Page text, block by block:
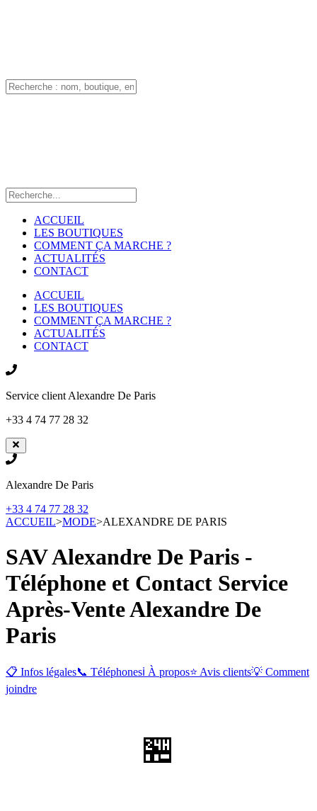
ACCUEIL
LES BOUTIQUES
COMMENT ÇA MARCHE ?
ACTUALITÉS
CONTACT
ACCUEIL
LES BOUTIQUES
COMMENT ÇA MARCHE ?
ACTUALITÉS
CONTACT
Service client Alexandre De Paris
+33 4 74 77 28 32
Alexandre De Paris
+33 4 74 77 28 32
ACCUEIL>MODE>ALEXANDRE DE PARIS
SAV Alexandre De Paris -
Téléphone et Contact Service
Après-VenteAlexandre De
Paris
📋 Infos légales📞 Téléphonesℹ️ À propos⭐ Avis clients💡 Comment
joindre
🏪